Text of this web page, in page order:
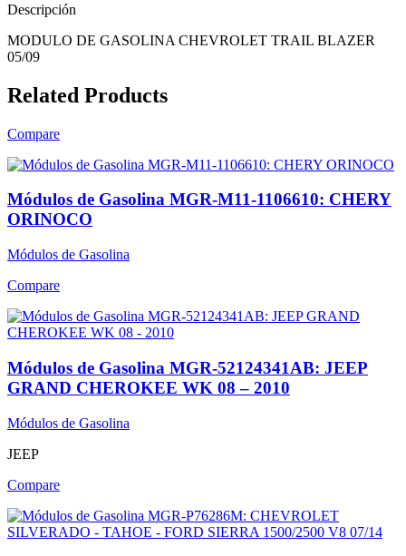
Descripción
MODULO DE GASOLINA CHEVROLET TRAIL BLAZER
05/09
Related Products
Compare
Módulos de Gasolina MGR-M11-1106610: CHERY
ORINOCO
Módulos de Gasolina
Compare
Módulos de Gasolina MGR-52124341AB: JEEP
GRAND CHEROKEE WK 08 – 2010
Módulos de Gasolina
JEEP
Compare